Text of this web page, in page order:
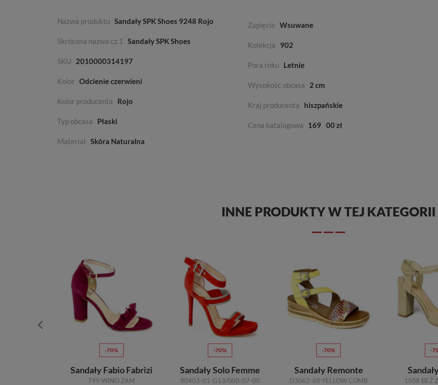
Nazwa produktu Sandały SPK Shoes 9248 Rojo
Skrócona nazwa cz.1 Sandały SPK Shoes
SKU 2010000314197
Kolor Odcienie czerwieni
Kolor producenta Rojo
Typ obcasa Płaski
Materiał Skóra Naturalna
Zapięcie Wsuwane
Kolekcja 902
Pora roku Letnie
Wysokość obcasa 2 cm
Kraj producenta hiszpańskie
Cena katalogowa 169 00 zł
INNE PRODUKTY W TEJ KATEGORII
-70%
Sandały Fabio Fabrizi
799 WINO ZAM
-70%
Sandały Solo Femme
80403-01-G13/000-07-00
-70%
Sandały Remonte
D3062-68 YELLOW COMB
-
1508 BEŻ